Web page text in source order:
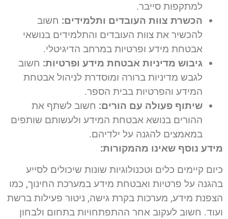
למתקפות סייבר.
הכשרת צוות העובדים ותלמידים: חשוב
להכשיר את צוות העובדים והתלמידים בנושאי
אבטחת מידע ופרטיות במרחב הדיגיטלי.
גיבוש מדיניות אבטחת מידע ופרטיות: חשוב
לגבש מדיניות ברורה ומוסדרת לניהול אבטחת
המידע והפרטיות בבית הספר.
שיתוף פעולה עם הורים: חשוב לשתף את
ההורים בנושא אבטחת המידע ולעשותם שותפים
במאמצים להגנה על ילדיהם.
מידע נוסף שאינו מהמקורות:
כיום קיימים כלים וטכנולוגיות שונות שיכולים לסייע
בהגנה על פרטיות ואבטחת מידע במערכת החינוך, כמו
הצפנת מידע, מערכות בקרת גישה, ניטור פעילות ברשת
ועוד. חשוב לעקוב אחר ההתפתחויות בתחום ולבחון